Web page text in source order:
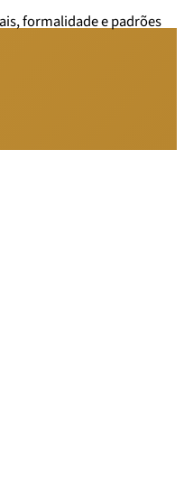
formalidade e padrões